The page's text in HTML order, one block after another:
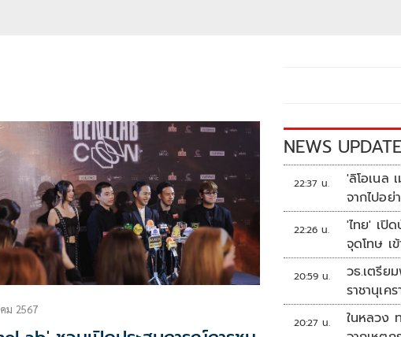
ม 2567
NEWS UPDATE
22:37 น.
'ลิโอเนล
จากไปอ
22:26 น.
'ไทย' เปิ
จุดโทษ เ
'สิงคโปร์'
20:59 น.
วธ.เตรีย
ราชานุเค
20:27 น.
ในหลวง